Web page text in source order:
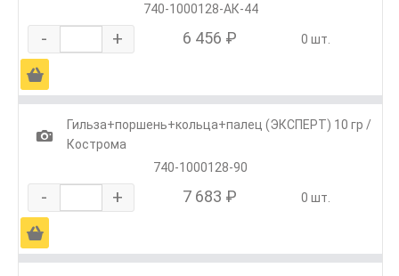
740-1000128-АК-44
- + 6 456 ₽ 0 шт.
Ä
1
Гильза+поршень+кольца+палец (ЭКСПЕРТ) 10 гр /
Кострома
740-1000128-90
- + 7 683 ₽ 0 шт.
Ä